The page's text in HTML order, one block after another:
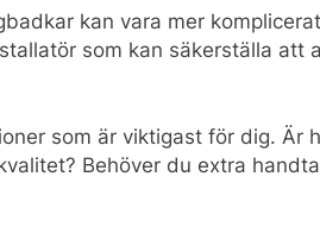
kan vara mer
som kan säkerställa att
som är viktigast för dig. Är
Behöver du extra